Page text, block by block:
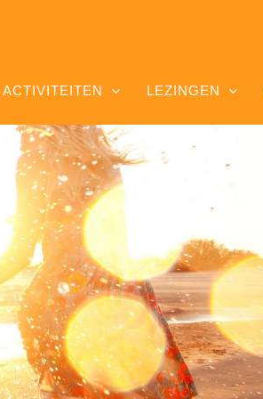
ACTIVITEITEN LEZINGEN